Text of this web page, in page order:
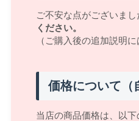
ご不安な点がございまし
ください。
（ご購入後の追加説明
価格について（
当店の商品価格は、以